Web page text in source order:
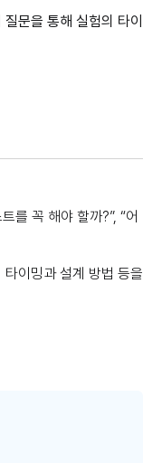
문을 통해 실험의 타이
를 꼭 해야 할까?”, “어
이밍과 설계 방법 등을